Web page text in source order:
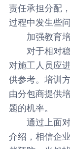
责任承担分配
过程中发生些
加强教育
对于相对稳
对施工人员应
供参考。培训
由分包商提供
题的机率。
通过上面对
介绍，相信企